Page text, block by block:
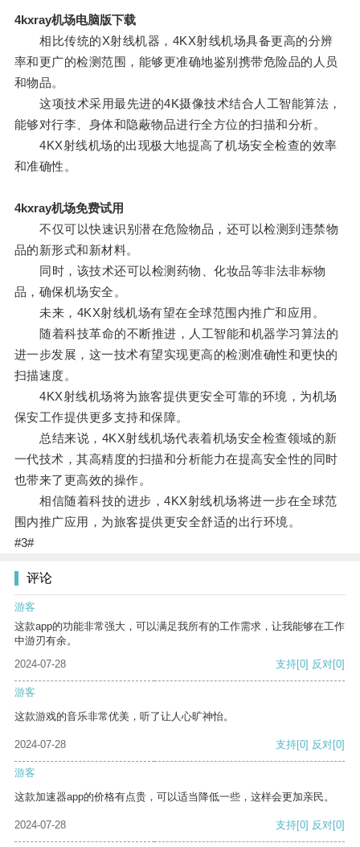
4kxray机场电脑版下载
相比传统的X射线机器，4KX射线机场具备更高的分辨
率和更广的检测范围，能够更准确地鉴别携带危险品的人员
和物品。
这项技术采用最先进的4K摄像技术结合人工智能算法，
能够对行李、身体和隐蔽物品进行全方位的扫描和分析。
4KX射线机场的出现极大地提高了机场安全检查的效率
和准确性。
4kxray机场免费试用
不仅可以快速识别潜在危险物品，还可以检测到违禁物
品的新形式和新材料。
同时，该技术还可以检测药物、化妆品等非法非标物
品，确保机场安全。
未来，4KX射线机场有望在全球范围内推广和应用。
随着科技革命的不断推进，人工智能和机器学习算法的
进一步发展，这一技术有望实现更高的检测准确性和更快的
扫描速度。
4KX射线机场将为旅客提供更安全可靠的环境，为机场
保安工作提供更多支持和保障。
总结来说，4KX射线机场代表着机场安全检查领域的新
一代技术，其高精度的扫描和分析能力在提高安全性的同时
也带来了更高效的操作。
相信随着科技的进步，4KX射线机场将进一步在全球范
围内推广应用，为旅客提供更安全舒适的出行环境。
#3#
评论
游客
这款app的功能非常强大，可以满足我所有的工作需求，让我能够在工作
中游刃有余。
2024-07-28
支持[0] 反对[0]
游客
这款游戏的音乐非常优美，听了让人心旷神怡。
2024-07-28 支持[0] 反对[0]
游客
这款加速器app的价格有点贵，可以适当降低一些，这样会更加亲民。
2024-07-28 支持[0] 反对[0]